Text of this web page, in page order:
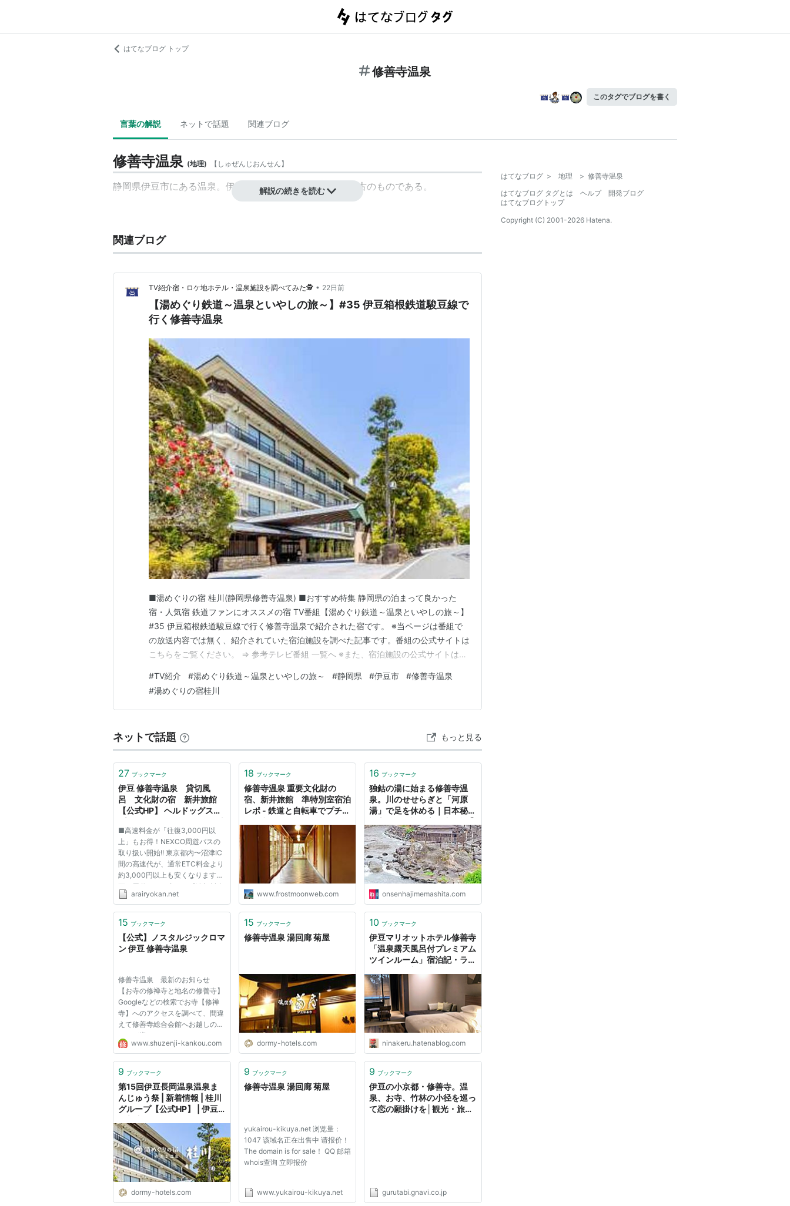
はてなブログ トップ
修善寺温泉
このタグでブログを書く
言葉の解説 ネットで話題 関連ブログ
修善寺温泉 (地理) 【 しゅぜんじおんせん】
静岡県伊豆市にある温泉。伊豆半島にある温泉の中では最古のものである。
解説の続きを読む
関連ブログ
TV紹介宿・ロケ地ホテル・温泉施設を調べてみた🕵️ • 22日前
【湯めぐり鉄道～温泉といやしの旅～】#35 伊豆箱根鉄道駿豆線で
行く修善寺温泉
■湯めぐりの宿 桂川(静岡県修善寺温泉) ■おすすめ特集 静岡県の泊まって良かった
宿・人気宿 鉄道ファンにオススメの宿 TV番組【湯めぐり鉄道～温泉といやしの旅～】
#35 伊豆箱根鉄道駿豆線で行く修善寺温泉で紹介された宿です。 ※当ページは番組で
の放送内容では無く、紹介されていた宿泊施設を調べた記事です。番組の公式サイトは
こちらをご覧ください。 ⇒ 参考テレビ番組 一覧へ ※また、宿泊施設の公式サイトは予
豆市修善寺860 修善寺温泉 湯めぐりの宿 桂川 湯めぐりの宿 桂川は、修善寺温泉の風
情を満喫できる温泉旅館…
#TV紹介 #湯めぐり鉄道～温泉といやしの旅～ #静岡県 #伊豆市 #修善寺温泉
#湯めぐりの宿桂川
ネットで話題 もっと見る
27 ブックマーク
伊豆 修善寺温泉 貸切風
呂 文化財の宿 新井旅館
【公式HP】 ヘルドッグス
■高速料金が「往復3,000円以
上」もお得！NEXCO周遊パスの
取り扱い開始!! 東京都内〜沼津IC
間の高速代が、通常ETC料金より
約3,000円以上も安くなります！
更に周遊エリア内なら「追加料金
なし」で「乗り降り自由」。 手
で簡単に申込完了！ ※当館では、
STAYNAVI...
arairyokan.net
18 ブックマーク
修善寺温泉 重要文化財の
宿、新井旅館 準特別室宿泊
レポ - 鉄道と自転車でプチ冒
www.frostmoonweb.com
16 ブックマーク
独鈷の湯に始まる修善寺温
泉。川のせせらぎと「河原
湯」で足を休める｜日本秘湯
- ひとり温泉はじめました。
onsenhajimemashita.com
15 ブックマーク
【公式】ノスタルジックロマ
ン 伊豆 修善寺温泉
修善寺温泉 最新のお知らせ
【お寺の修禅寺と地名の修善寺】
Googleなどの検索でお寺【修禅
寺】へのアクセスを調べて、間違
えて修善寺総合会館へお越しのケ
ースが増えています。 どちらも
読み方は『しゅぜんじ』ですが、
(ぜん：禅)』、地名は『修善寺(ぜ
へ...
www.shuzenji-kankou.com
15 ブックマーク
修善寺温泉 湯回廊 菊屋
dormy-hotels.com
10 ブックマーク
伊豆マリオットホテル修善寺
「温泉露天風呂付プレミアム
ツインルーム」宿泊記・ラフ
得に泊まれました♪【子連れ
旅行記①】 - 初心者陸マイ
ラーが簡単にハワイに行く方
法
ninakeru.hatenablog.com
9 ブックマーク
第15回伊豆長岡温泉温泉ま
んじゅう祭 | 新着情報 | 桂川
グループ【公式HP】 | 伊豆
西伊豆 土肥温泉
dormy-hotels.com
9 ブックマーク
修善寺温泉 湯回廊 菊屋
yukairou-kikuya.net 浏览量：
1047 该域名正在出售中 请报价！
The domain is for sale！ QQ 邮箱
whois查询 立即报价
www.yukairou-kikuya.net
9 ブックマーク
伊豆の小京都・修善寺。温
泉、お寺、竹林の小径を巡っ
て恋の願掛けを│観光・旅行
gurutabi.gnavi.co.jp
はてなブログ > 地理 > 修善寺温泉
はてなブログ タグとは
ヘルプ
開発ブログ
はてなブログトップ
Copyright (C) 2001-2026 Hatena.